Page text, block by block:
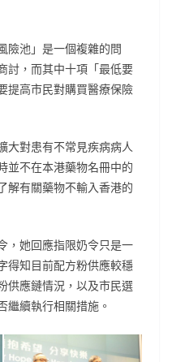
險池」是一個複雜的問
討，而其中十項「最低要
提高市民對購買醫療保險
大對患有不常見疾病病人
並不在本港藥物名冊中的
解有關藥物不輸入香港的
，她回應指限奶令只是一
得知目前配方粉供應較穩
供應鏈情況，以及市民選
繼續執行相關措施。